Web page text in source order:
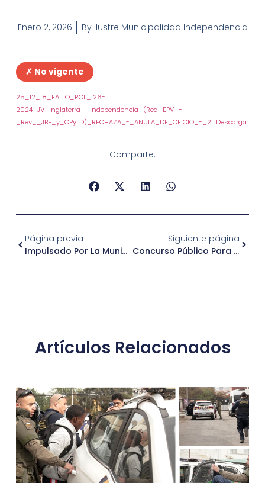
Enero 2, 2026 ByIlustre Municipalidad Independencia
✗ No vigente
25_12_18_FALLO_ROL_126-
2024_JV_Inglaterra__Independencia_(Red_EPV_-
_Rev__JBE_y_CPyLD)_RECHAZA_-_ANULA_DE_OFICIO_-_2
Descarga
Comparte:
Página previa
Impulsado Por La Municipalidad De Independencia: Personas Mayores Celebran La Navidad En Encuentro Comunitario En La Plaza Chacabuco
Siguiente página
Concurso Público Para Proveer Cargo De Monitora Programa 4 A 7 SERNAMEG
Artículos Relacionados